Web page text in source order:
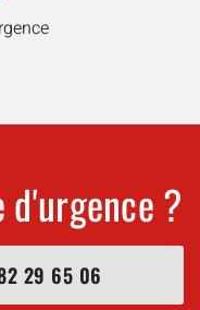
d'urgence ?
29 65 06